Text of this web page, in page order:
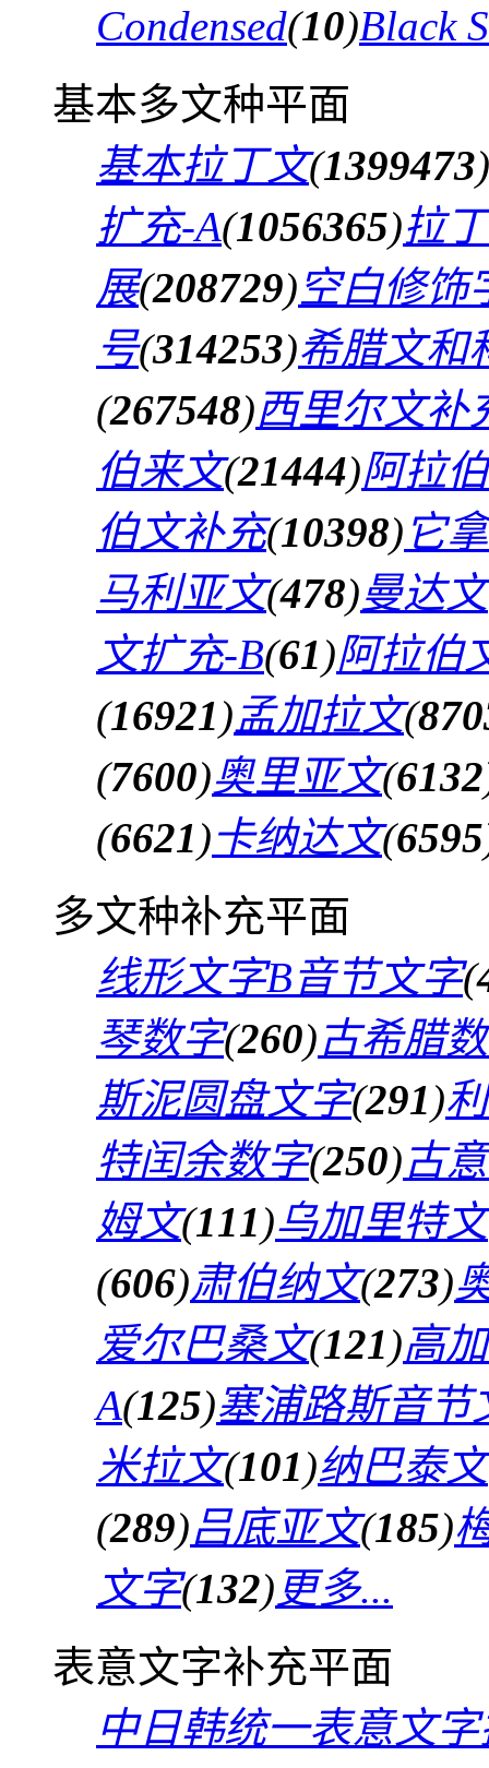
Condensed(10)Black
基本多文种平面
基本拉丁文(1399473)
扩充-A(1056365)拉
展(208729)空白修饰
号(314253)希腊文和
(267548)西里尔文补
伯来文(21444)阿拉
伯文补充(10398) 它
马利亚文(478)曼达文
文扩充-B(61)阿拉伯
(16921)孟加拉文(
(7600)奥里亚文(6132
(6621)卡纳达文(6595
多文种补充平面
线形文字B音节文字(
琴数字(260)古希腊
斯泥圆盘文字(291)
特闰余数字(250)古
姆文(111)乌加里特文
(606)肃伯纳文(273)
爱尔巴桑文(121)高
A(125)塞浦路斯音节
米拉文(101)纳巴泰文
(289)吕底亚文(185)
文字(132) 更多...
表意文字补充平面
中日韩统一表意文